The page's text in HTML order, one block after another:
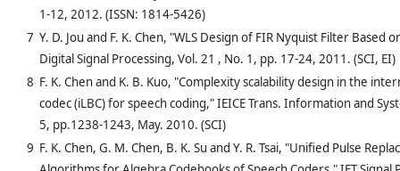
1-12, 2012. (ISSN: 1814-5426)
7 Y. D. Jou and F. K. Chen, "WLS Design of FIR Nyquist Filter Based
Digital Signal Processing, Vol. 21 , No. 1, pp. 17-24, 2011. (SCI, EI)
8 F. K. Chen and K. B. Kuo, "Complexity scalability design in the
codec (iLBC) for speech coding," IEICE Trans. Information and
5, pp.1238-1243, May. 2010. (SCI)
9 F. K. Chen, G. M. Chen, B. K. Su and Y. R. Tsai, "Unified Pulse